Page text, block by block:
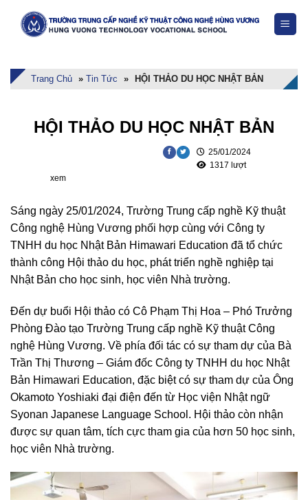
Trang Chủ » Tin Tức » HỘI THẢO DU HỌC NHẬT BẢN
HỘI THẢO DU HỌC NHẬT BẢN
25/01/2024
1317 lượt
xem
Sáng ngày 25/01/2024, Trường Trung cấp nghề Kỹ thuật
Công nghệ Hùng Vương phối hợp cùng với Công ty
TNHH du học Nhật Bản Himawari Education đã tổ chức
thành công Hội thảo du học, phát triển nghề nghiệp tại
Nhật Bản cho học sinh, học viên Nhà trường.
Đến dự buổi Hội thảo có Cô Phạm Thị Hoa – Phó Trưởng
Phòng Đào tạo Trường Trung cấp nghề Kỹ thuật Công
nghệ Hùng Vương. Về phía đối tác có sự tham dự của Bà
Trần Thị Thương – Giám đốc Công ty TNHH du học Nhật
Bản Himawari Education, đặc biệt có sự tham dự của Ông
Okamoto Yoshiaki đại điện đến từ Học viện Nhật ngữ
Syonan Japanese Language School. Hội thảo còn nhận
được sự quan tâm, tích cực tham gia của hơn 50 học sinh,
học viên Nhà trường.